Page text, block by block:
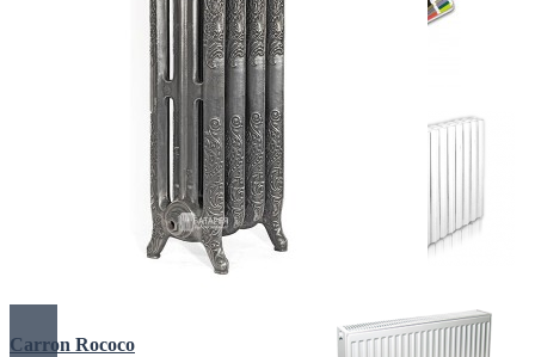
Покраска оборудования
РАДИАТОРЫ ДЛЯ ЗАМЕНЫ
Carron Rococo